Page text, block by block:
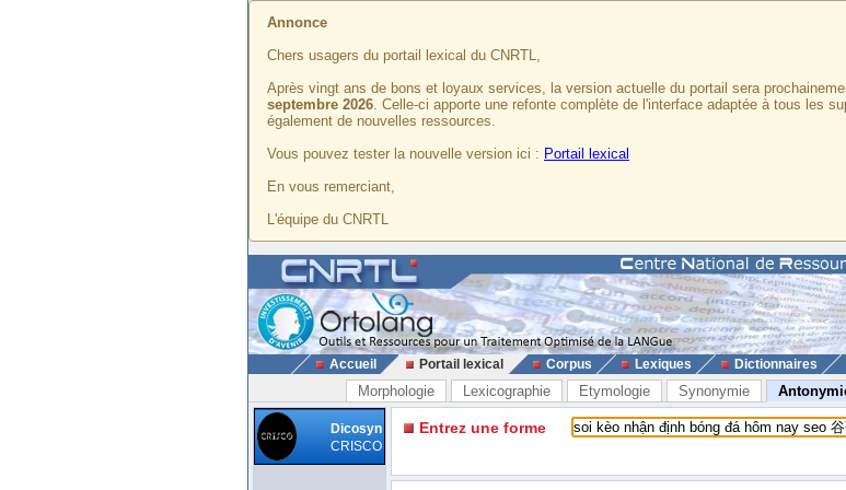
Annonce
Chers usagers du portail lexical du CNRTL,
Après vingt ans de bons et loyaux services, la version actuelle du portail sera
septembre 2026. Celle-ci apporte une refonte complète de l'interface adaptée à tous les
également de nouvelles ressources.
Vous pouvez tester la nouvelle version ici : Portail lexical
En vous remerciant,
L'équipe du CNRTL
Accueil Portail lexical Corpus Lexiques Dictionnaires
Morphologie Lexicographie Etymologie Synonymie
Dicosyn
CRISCO
Entrez une forme